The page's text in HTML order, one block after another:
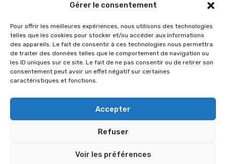
Gérer le consentement
Pour offrir les meilleures expériences, nous utilisons des technologies
telles que les cookies pour stocker et/ou accéder aux informations
des appareils. Le fait de consentir à ces technologies nous permettra
de traiter des données telles que le comportement de navigation ou
les ID uniques sur ce site. Le fait de ne pas consentir ou de retirer son
consentement peut avoir un effet négatif sur certaines
caractéristiques et fonctions.
Accepter
Refuser
Voir les préférences
Une question ?
2026 © SCIENCE OUVERTE - Université de Lorraine